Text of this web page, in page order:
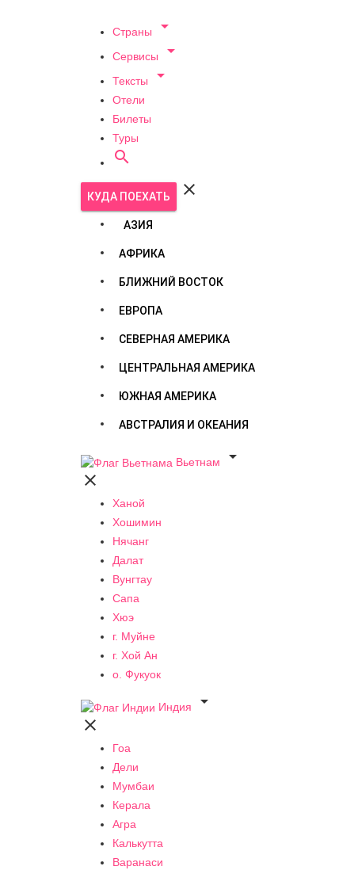
Страны 
Сервисы 
Тексты 
Отели
Билеты
Туры

КУДА ПОЕХАТЬ 
АЗИЯ
АФРИКА
БЛИЖНИЙ ВОСТОК
ЕВРОПА
СЕВЕРНАЯ АМЕРИКА
ЦЕНТРАЛЬНАЯ АМЕРИКА
ЮЖНАЯ АМЕРИКА
АВСТРАЛИЯ И ОКЕАНИЯ
Вьетнам


Ханой
Хошимин
Нячанг
Далат
Вунгтау
Сапа
Хюэ
г. Муйне
г. Хой Ан
о. Фукуок
Индия


Гоа
Дели
Мумбаи
Керала
Агра
Калькутта
Варанаси